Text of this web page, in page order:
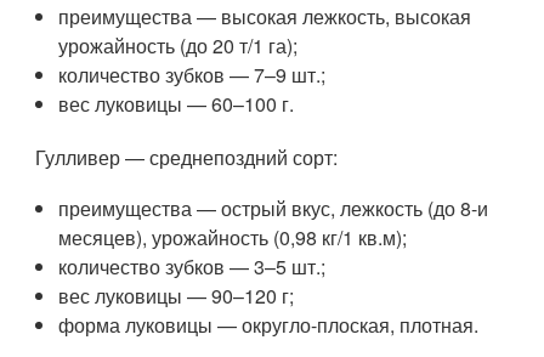
преимущества — высокая лежкость, высокая
урожайность (до 20 т/1 га);
количество зубков — 7–9 шт.;
вес луковицы — 60–100 г.
Гулливер — среднепоздний сорт:
преимущества — острый вкус, лежкость (до 8-и
месяцев), урожайность (0,98 кг/1 кв.м);
количество зубков — 3–5 шт.;
вес луковицы — 90–120 г;
форма луковицы — округло-плоская, плотная.